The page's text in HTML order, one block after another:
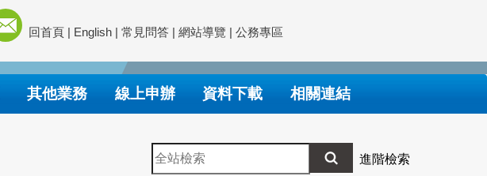
回首頁 | English | 常見問答 | 網站導覽 | 公務專區
其他業務 線上申辦 資料下載 相關連結
全
站
進階檢索